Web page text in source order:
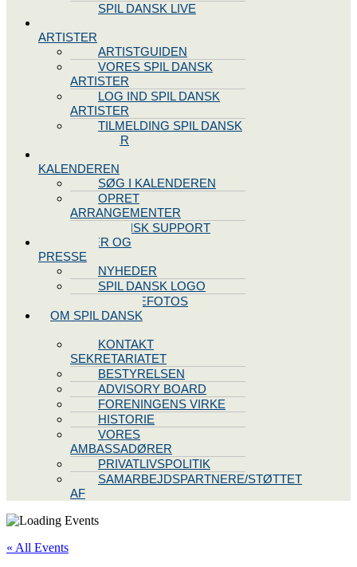
SPIL DANSK LIVE
ARTISTER
ARTISTGUIDEN
VORES SPIL DANSK
ARTISTER
LOG IND SPIL DANSK
ARTISTER
TILMELDING SPIL DANSK
ARTISTER
KALENDEREN
SØG I KALENDEREN
OPRET
ARRANGEMENTER
TEKNISK SUPPORT
NYHEDER OG
PRESSE
NYHEDER
SPIL DANSK LOGO
PRESSEFOTOS
OM SPIL DANSK
KONTAKT
SEKRETARIATET
BESTYRELSEN
ADVISORY BOARD
FORENINGENS VIRKE
HISTORIE
VORES
AMBASSADØRER
PRIVATLIVSPOLITIK
SAMARBEJDSPARTNERE/STØTTET
AF
« All Events